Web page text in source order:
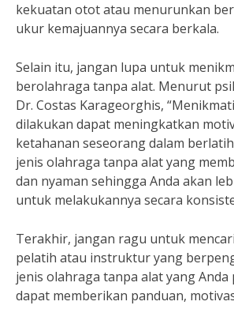
kekuatan otot atau menurunkan
ukur kemajuannya secara berkala.
Selain itu, jangan lupa untuk
berolahraga tanpa alat. Menurut
Dr. Costas Karageorghis,
dilakukan dapat meningkatkan
ketahanan seseorang dalam
jenis olahraga tanpa alat yang
dan nyaman sehingga Anda akan
untuk melakukannya secara
Terakhir, jangan ragu untuk
pelatih atau instruktur yang
jenis olahraga tanpa alat yang Anda
dapat memberikan panduan,